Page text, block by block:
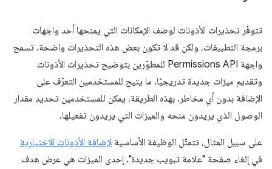
تتوفّر تحذيرات الأذونات لوصف الإمكانات التي يمنحها أحد واجهات
برمجة التطبيقات، ولكن قد لا تكون بعض هذه التحذيرات واضحة. تسمح
واجهة Permissions API للمطوّرين بتوضيح تحذيرات الأذونات
وتقديم ميزات جديدة تدريجيًا، ما يتيح للمستخدمين التعرّف على
الإضافة بدون أي مخاطر. بهذه الطريقة، يمكن للمستخدمين تحديد مقدار
الوصول الذي يريدون منحه والميزات التي يريدون تفعيلها.
على سبيل المثال، تتمثّل الوظيفة الأساسية لإضافة الأذونات الاختيارية
في إلغاء صفحة "علامة تبويب جديدة". إحدى الميزات هي عرض هدف